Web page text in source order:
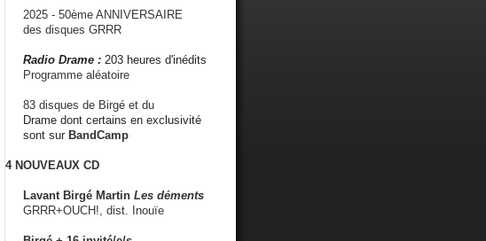
2025 - 50ème ANNIVERSAIRE
des disques GRRR
Radio Drame : 203 heures d'inédits
Programme aléatoire
83 disques de Birgé et du
Drame dont certains en exclusivité
sont sur BandCamp
4 NOUVEAUX CD
Lavant Birgé Martin Les déments
GRRR+OUCH!, dist. Inouïe